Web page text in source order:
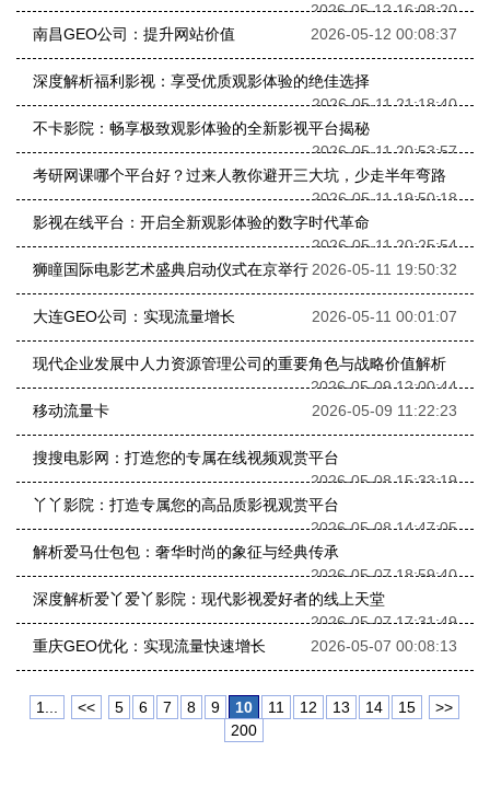
2026-05-12 16:08:20
南昌GEO公司：提升网站价值
2026-05-12 00:08:37
深度解析福利影视：享受优质观影体验的绝佳选择
2026-05-11 21:18:40
不卡影院：畅享极致观影体验的全新影视平台揭秘
2026-05-11 20:53:57
考研网课哪个平台好？过来人教你避开三大坑，少走半年弯路
2026-05-11 19:50:18
影视在线平台：开启全新观影体验的数字时代革命
2026-05-11 20:25:54
狮瞳国际电影艺术盛典启动仪式在京举行 2026-05-11 19:50:32
大连GEO公司：实现流量增长 2026-05-11 00:01:07
现代企业发展中人力资源管理公司的重要角色与战略价值解析
2026-05-09 12:00:44
移动流量卡
2026-05-09 11:22:23
搜搜电影网：打造您的专属在线视频观赏平台
2026-05-08 15:33:19
丫丫影院：打造专属您的高品质影视观赏平台
2026-05-08 14:47:05
解析爱马仕包包：奢华时尚的象征与经典传承
2026-05-07 18:59:40
深度解析爱丫爱丫影院：现代影视爱好者的线上天堂
2026-05-07 17:31:49
重庆GEO优化：实现流量快速增长
2026-05-07 00:08:13
1... << 5 6 7 8 9 10 11 12 13 14 15
>>
200